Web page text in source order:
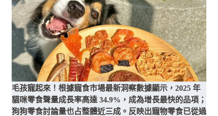
毛孩寵起來！根據寵食市場最新洞察數據顯示，2025 年
貓咪零食聲量成長率高達 34.9%，成為增長最快的品項；
狗狗零食討論量也占整體近三成。反映出寵物零食已從過